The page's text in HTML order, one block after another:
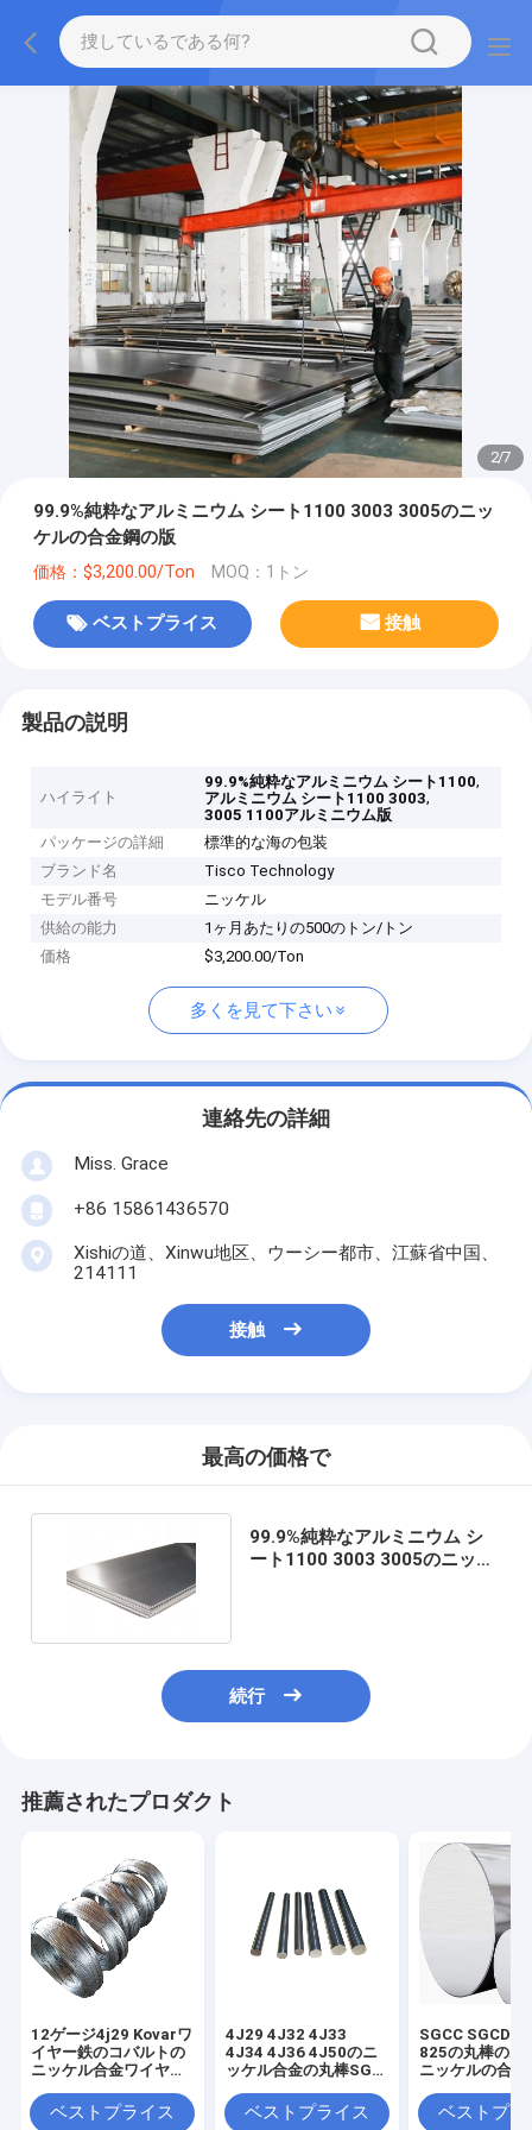
2/7
99.9%純粋なアルミニウム シート1100 3003 3005のニッ
ケルの合金鋼の版
価格：$3,200.00/Ton MOQ：1トン
ベストプライス 接触
製品の説明
ハイライト
99.9%純粋なアルミニウム シート1100,
アルミニウム シート1100 3003,
3005 1100アルミニウム版
パッケージの詳細
標準的な海の包装
ブランド名
Tisco Technology
モデル番号
ニッケル
供給の能力
1ヶ月あたりの500のトン/トン
価格
$3,200.00/Ton
多くを見て下さい
連絡先の詳細
Miss. Grace
+86 15861436570
Xishiの道、Xinwu地区、ウーシー都市、江蘇省中国、
214111
接触
最高の価格で
99.9%純粋なアルミニウム シ
ート1100 3003 3005のニッケ
続行
推薦されたプロダクト
12ゲージ4j29 Kovarワ
イヤー鉄のコバルトの
ニッケル合金ワイヤー
ベストプライス
4J29 4J32 4J33
4J34 4J36 4J50のニ
ッケル合金の丸棒SGS
ベストプライス
SGCC SGCD
825の丸棒のボ
ニッケルの合金
ベストプラ